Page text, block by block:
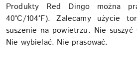
Produkty Red Dingo można
40°C/104°F). Zalecamy użycie
suszenie na powietrzu. Nie suszyć
Nie wybielać. Nie prasować.